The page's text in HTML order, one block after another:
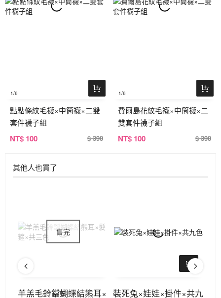
1/6
點點條紋毛襪×中筒襪×二雙
套件襪子組
NT$ 100 $ 390
1/6
費爾島花紋毛襪×中筒襪×二
雙套件襪子組
NT$ 100 $ 390
其他人也買了
羊羔毛鈴鐺蝴蝶結熊耳× 裝死兔×娃娃×掛件×共九